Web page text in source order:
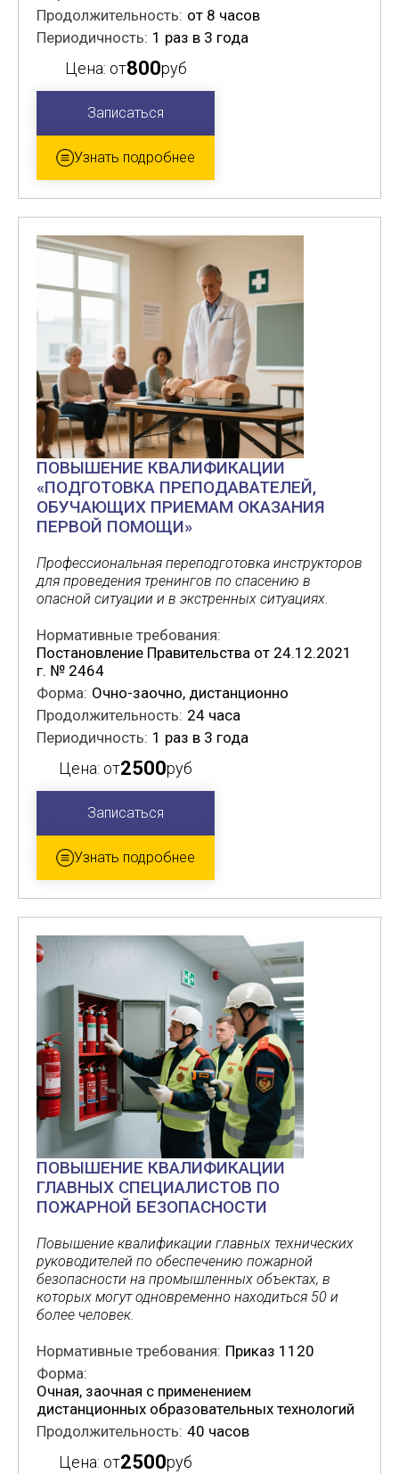
Продолжительность: от 8 часов
Периодичность: 1 раз в 3 года
Цена: от800руб
Записаться
Узнать подробнее
ПОВЫШЕНИЕ КВАЛИФИКАЦИИ
«ПОДГОТОВКА ПРЕПОДАВАТЕЛЕЙ,
ОБУЧАЮЩИХ ПРИЕМАМ ОКАЗАНИЯ
ПЕРВОЙ ПОМОЩИ»
Профессиональная переподготовка инструкторов
для проведения тренингов по спасению в
опасной ситуации и в экстренных ситуациях.
Нормативные требования:
Постановление Правительства от 24.12.2021
г. № 2464
Форма: Очно-заочно, дистанционно
Продолжительность: 24 часа
Периодичность: 1 раз в 3 года
Цена: от2500руб
Записаться
Узнать подробнее
ПОВЫШЕНИЕ КВАЛИФИКАЦИИ
ГЛАВНЫХ СПЕЦИАЛИСТОВ ПО
ПОЖАРНОЙ БЕЗОПАСНОСТИ
Повышение квалификации главных технических
руководителей по обеспечению пожарной
безопасности на промышленных объектах, в
которых могут одновременно находиться 50 и
более человек.
Нормативные требования: Приказ 1120
Форма:
Очная, заочная с применением
дистанционных образовательных технологий
Продолжительность: 40 часов
Цена: от2500руб